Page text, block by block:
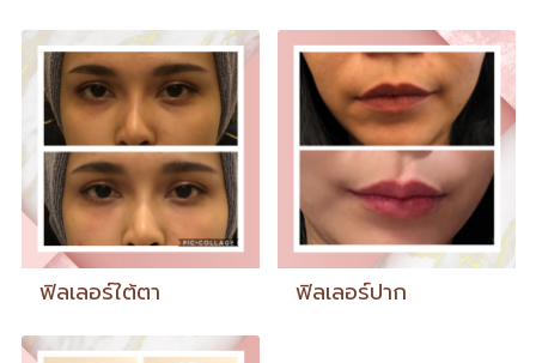
ฟิลเลอร์ใต้ตา ฟิลเลอร์ปาก